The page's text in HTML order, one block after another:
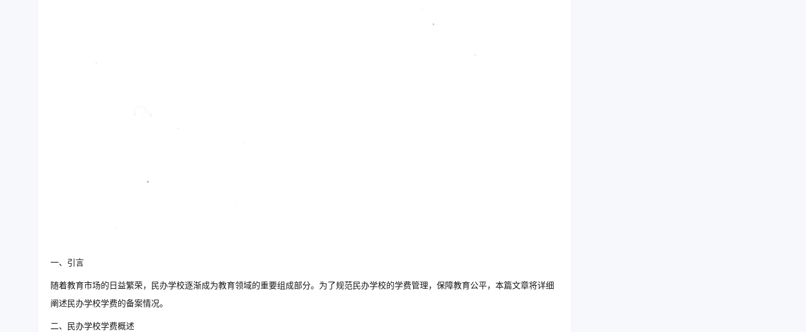
一、引言
随着教育市场的日益繁荣，民办学校逐渐成为教育领域的重要组成部分。为了规范民办学校的学费管理，保障教育公平，本篇文章将详细
阐述民办学校学费的备案情况。
二、民办学校学费概述